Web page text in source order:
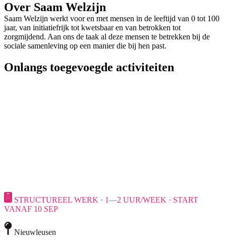
Over Saam Welzijn
Saam Welzijn werkt voor en met mensen in de leeftijd van 0 tot 100
jaar, van initiatiefrijk tot kwetsbaar en van betrokken tot
zorgmijdend. Aan ons de taak al deze mensen te betrekken bij de
sociale samenleving op een manier die bij hen past.
Onlangs toegevoegde activiteiten
STRUCTUREEL WERK · 1—2 UUR/WEEK · START
VANAF 10 SEP
Nieuwleusen